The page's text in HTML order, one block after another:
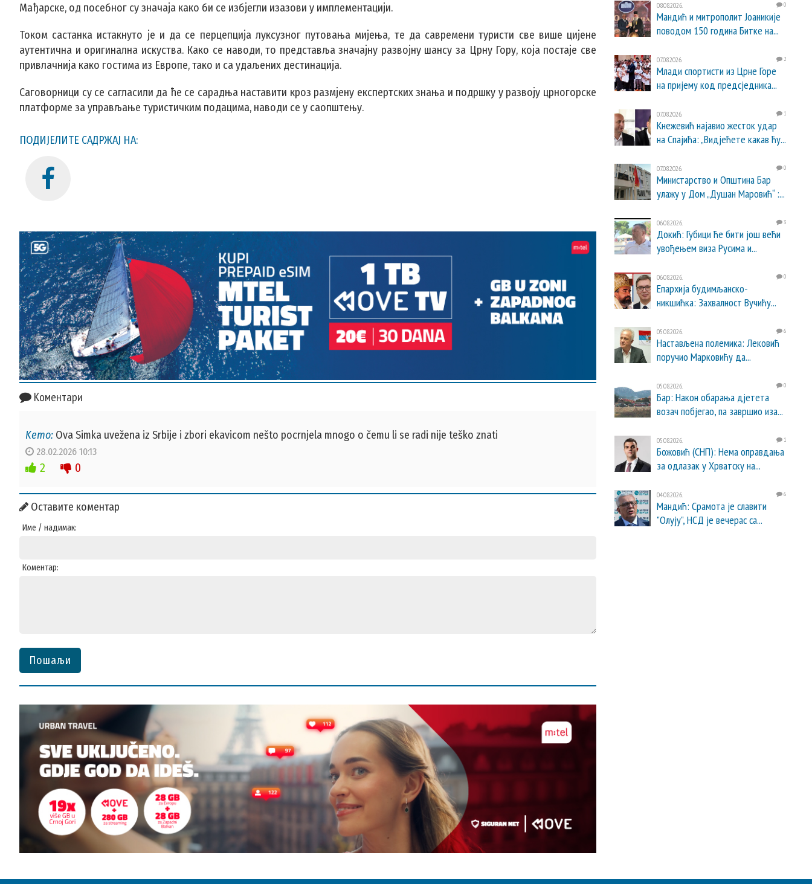
Мађарске, од посебног су значаја како би се избјегли изазови у имплементацији.
Током састанка истакнуто је и да се перцепција луксузног путовања мијења, те да савремени туристи све више цијене
аутентична и оригинална искуства. Како се наводи, то представља значајну развојну шансу за Црну Гору, која постаје све
привлачнија како гостима из Европе, тако и са удаљених дестинација.
Саговорници су се сагласили да ће се сарадња наставити кроз размјену експертских знања и подршку у развоју црногорске
платформе за управљање туристичким подацима, наводи се у саопштењу.
ПОДИЈЕЛИТЕ САДРЖАЈ НА:
Коментари
Kemo: Ova Simka uvežena iz Srbije i zbori ekavicom nešto pocrnjela mnogo o čemu li se radi nije teško znati
28.02.2026 10:13
2 0
Оставите коментар
Име / надимак:
Коментар:
Пошаљи
08.08.2026. 0
Мандић и митрополит Јоаникије
поводом 150 година Битке на...
07.08.2026. 2
Млади спортисти из Црне Горе
на пријему код предсједника...
07.08.2026. 1
Кнежевић најавио жесток удар
на Спајића: „Видјећете какав ћу...
07.08.2026. 0
Министарство и Општина Бар
улажу у Дом „Душан Маровић“ :...
06.08.2026. 3
Докић: Губици ће бити још већи
увођењем виза Русима и...
06.08.2026. 0
Епархија будимљанско-
никшићка: Захвалност Вучићу...
05.08.2026. 6
Настављена полемика: Лековић
поручио Марковићу да...
05.08.2026. 0
Бар: Након обарања дјетета
возач побјегао, па завршио иза...
05.08.2026. 1
Божовић (СНП): Нема оправдања
за одлазак у Хрватску на...
04.08.2026. 6
Мандић: Срамота је славити
"Олују", НСД је вечерас са...